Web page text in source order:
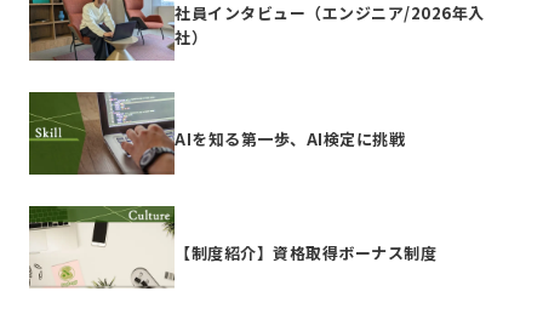
社員インタビュー（エンジニア/2026年入
社）
AIを知る第一歩、AI検定に挑戦
【制度紹介】資格取得ボーナス制度